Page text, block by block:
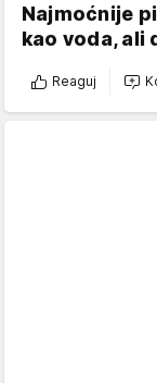
Najmoćnije
kao voda, ali
Reaguj